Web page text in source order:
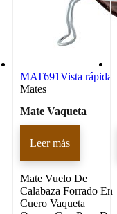
MAT691Vista rápida
Mates
Mate Vaqueta
Leer más
Mate Vuelo De
Calabaza Forrado En
Cuero Vaqueta